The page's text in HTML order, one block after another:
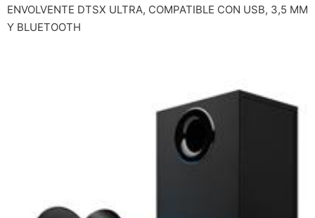
ENVOLVENTE DTSX ULTRA, COMPATIBLE CON USB, 3,5 MM
Y BLUETOOTH